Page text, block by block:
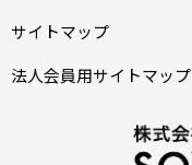
サイトマップ
法人会員用サイトマップ